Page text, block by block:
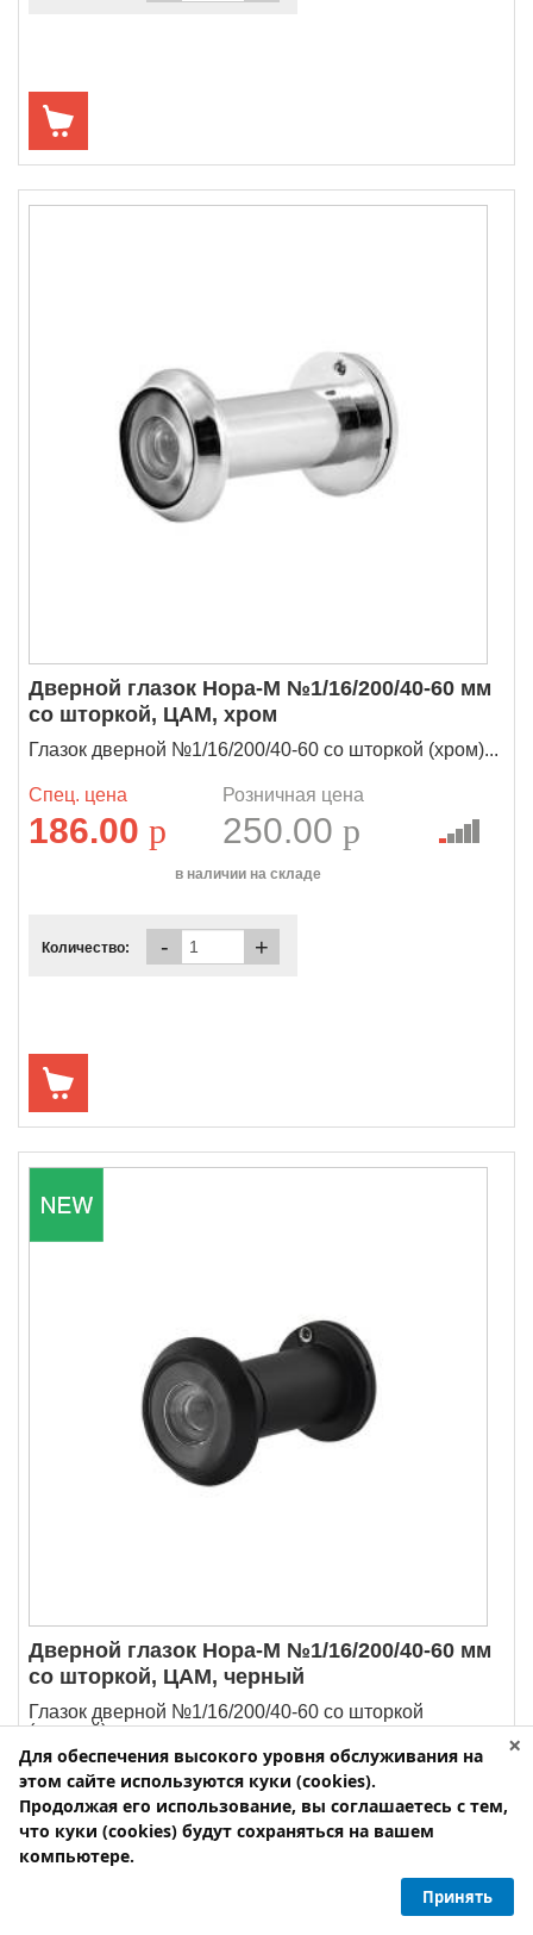
Дверной глазок Нора-М №1/16/200/40-60 мм
со шторкой, ЦАМ, хром
Глазок дверной №1/16/200/40-60 со шторкой (хром)...
Спец. цена
186.00 p
Розничная цена
250.00 p
в наличии на складе
Количество: - +
Дверной глазок Нора-М №1/16/200/40-60 мм
со шторкой, ЦАМ, черный
Глазок дверной №1/16/200/40-60 со шторкой
(черный)...
Спец. цена
192.00p
Розничная цена
250.00p
×
Для обеспечения высокого уровня обслуживания на
этом сайте используются куки (cookies).
Продолжая его использование, вы соглашаетесь с тем,
что куки (cookies) будут сохраняться на вашем
компьютере.
Принять